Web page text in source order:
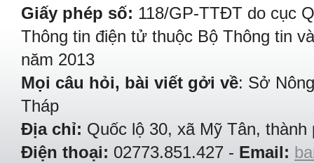
Giấy phép số: 118/GP-TTĐT do cục
Thông tin điện tử thuộc Bộ Thông tin
năm 2013
Mọi câu hỏi, bài viết gởi về: Sở
Tháp
Địa chỉ: Quốc lộ 30, xã Mỹ Tân,
Điện thoại: 02773.851.427 - Email: